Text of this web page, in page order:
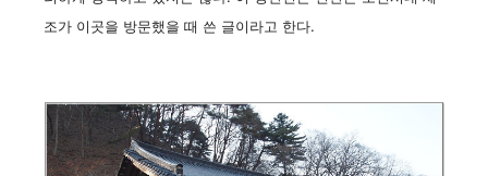
조가 이곳을 방문했을 때 쓴 글이라고 한다.